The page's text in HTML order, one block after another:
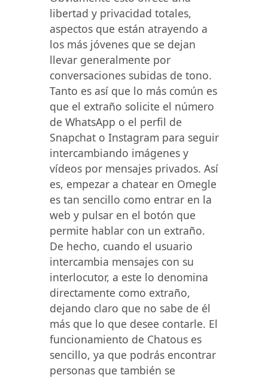
libertad y privacidad totales,
aspectos que están atrayendo a
los más jóvenes que se dejan
llevar generalmente por
conversaciones subidas de tono.
Tanto es así que lo más común es
que el extraño solicite el número
de WhatsApp o el perfil de
Snapchat o Instagram para seguir
intercambiando imágenes y
vídeos por mensajes privados. Así
es, empezar a chatear en Omegle
es tan sencillo como entrar en la
web y pulsar en el botón que
permite hablar con un extraño.
De hecho, cuando el usuario
intercambia mensajes con su
interlocutor, a este lo denomina
directamente como extraño,
dejando claro que no sabe de él
más que lo que desee contarle. El
funcionamiento de Chatous es
sencillo, ya que podrás encontrar
personas que también se